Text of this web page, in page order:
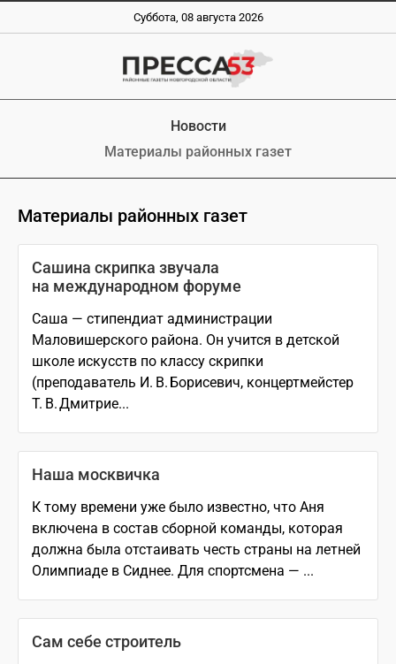
Суббота, 08 августа 2026
Новости
Материалы районных газет
Материалы районных газет
Сашина скрипка звучала
на международном форуме
Саша — стипендиат администрации
Маловишерского района. Он учится в детской
школе искусств по классу скрипки
(преподаватель И. В. Борисевич, концертмейстер
Т. В. Дмитрие...
Наша москвичка
К тому времени уже было известно, что Аня
включена в состав сборной команды, которая
должна была отстаивать честь страны на летней
Олимпиаде в Сиднее. Для спортсмена — ...
Сам себе строитель